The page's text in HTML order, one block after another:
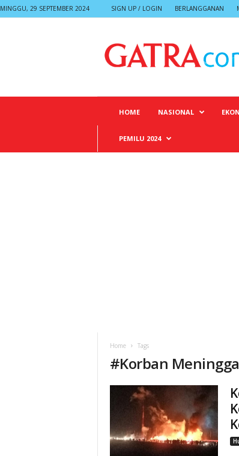
MINGGU, 29 SEPTEMBER 2024 SIGN UP / LOGIN BERLANGGANAN
HOME NASIONAL
PEMILU 2024
Home Tags
#Korban